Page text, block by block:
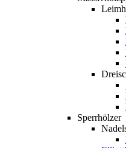
Sperrhölzer